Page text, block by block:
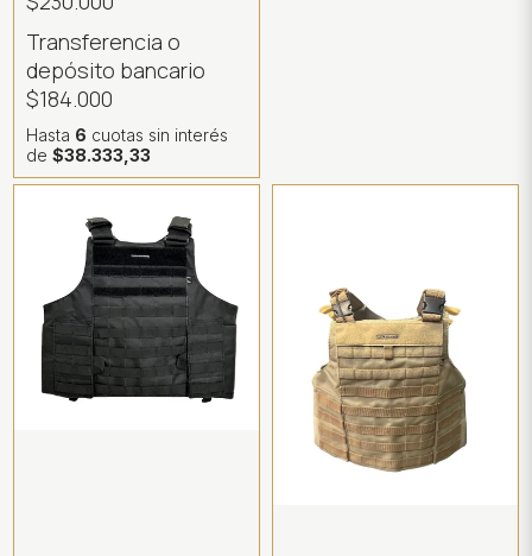
Transferencia o
depósito bancario
$184.000
Hasta 6 cuotas sin interés
de$38.333,33